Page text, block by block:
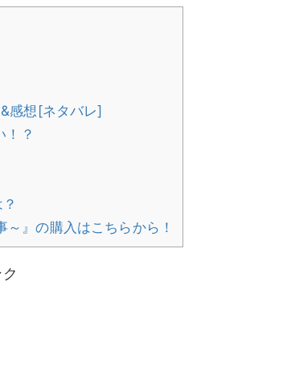
感想[ネタバレ]
！？
』の購入はこちらから！